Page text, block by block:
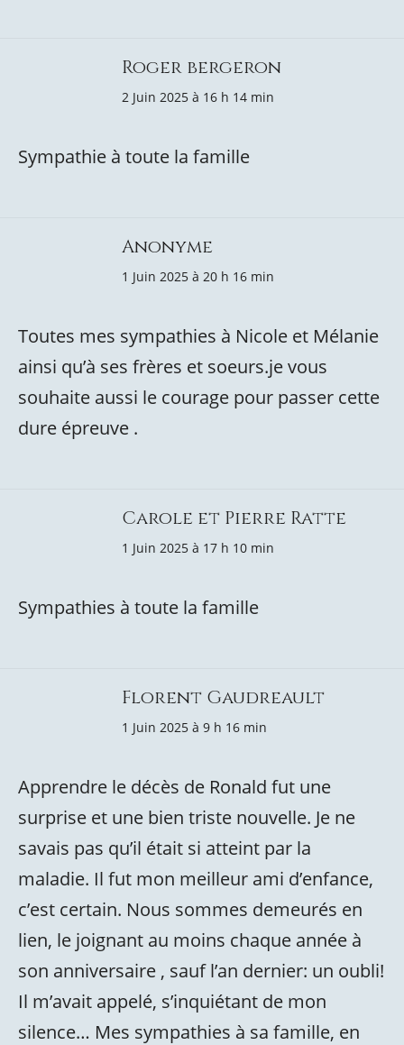
Roger bergeron
2 Juin 2025 à 16 h 14 min
Sympathie à toute la famille
Anonyme
1 Juin 2025 à 20 h 16 min
Toutes mes sympathies à Nicole et Mélanie
ainsi qu’à ses frères et soeurs.je vous
souhaite aussi le courage pour passer cette
dure épreuve .
Carole et Pierre Ratte
1 Juin 2025 à 17 h 10 min
Sympathies à toute la famille
Florent Gaudreault
1 Juin 2025 à 9 h 16 min
Apprendre le décès de Ronald fut une
surprise et une bien triste nouvelle. Je ne
savais pas qu’il était si atteint par la
maladie. Il fut mon meilleur ami d’enfance,
c’est certain. Nous sommes demeurés en
lien, le joignant au moins chaque année à
son anniversaire , sauf l’an dernier: un oubli!
Il m’avait appelé, s’inquiétant de mon
silence… Mes sympathies à sa famille, en